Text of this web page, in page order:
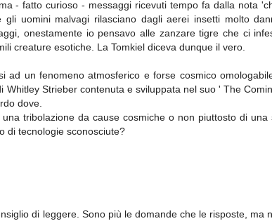
- fatto curioso - messaggi ricevuti tempo fa dalla nota
uomini malvagi rilasciano dagli aerei insetti molto
onestamente io pensavo alle zanzare tigre che ci
creature esotiche. La Tomkiel diceva dunque il vero.
ad un fenomeno atmosferico e forse cosmico
Strieber contenuta e sviluppata nel suo ' The
dove.
tribolazione da cause cosmiche o non piuttosto di una
di tecnologie sconosciute?
di leggere. Sono più le domande che le risposte, ma